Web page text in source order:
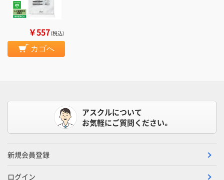
￥557（税込）
カゴへ
アスクルについて
お気軽にご質問ください。
新規会員登録
ログイン